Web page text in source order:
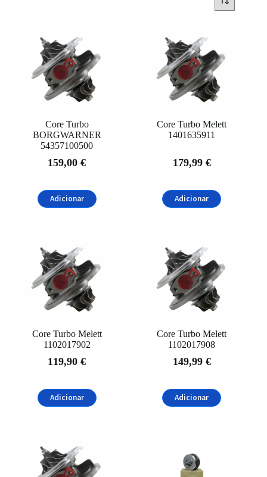
BorgWarner (1)
DTS(1)
Melett(7)
Motor (4)
Turbo(13)
Marcas de Automóveis
Alfa Romeo(1)
BMW(1)
Citroën(3)
Dacia(1)
Ford (3)
Mazda(2)
Nissan(1)
Renault (1)
Seat(4)
Core Turbo
BORGWARNER
54357100500
159,00€
Adicionar
Core Turbo Melett
1401635911
179,99 €
Adicionar
Core Turbo Melett
1102017902
119,90€
Adicionar
Core Turbo Melett
1102017908
149,99 €
Adicionar